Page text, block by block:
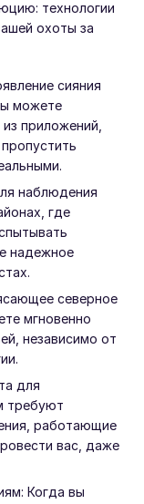
технологии
охоты за
сияния
можете
приложений,
наблюдения
где
надежное
северное
мгновенно
независимо от
для
требуют
работающие
вас, даже
Когда вы